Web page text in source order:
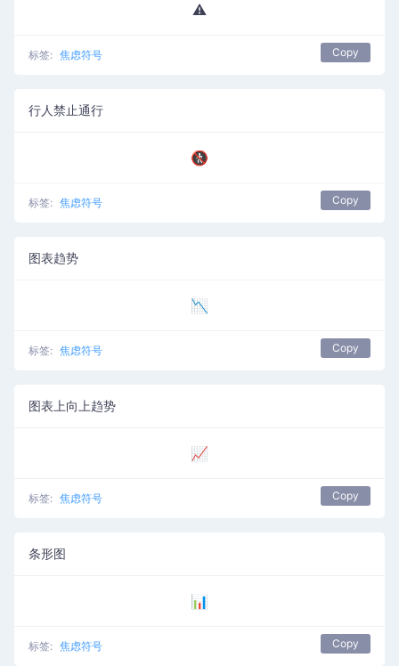
⚠️
标签: 焦虑符号 Copy
行人禁止通行
🚷
标签: 焦虑符号 Copy
图表趋势
📉
标签: 焦虑符号 Copy
图表上向上趋势
📈
标签: 焦虑符号 Copy
条形图
📊
标签: 焦虑符号 Copy